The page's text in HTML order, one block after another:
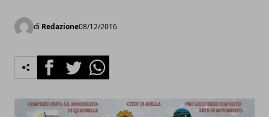
di Redazione08/12/2016
FacebookTwitterWhatsapp